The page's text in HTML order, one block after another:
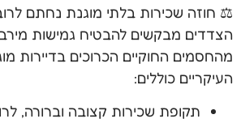
⚖️ חוזה שכירות בלתי מוגנת נחתם
הצדדים מבקשים להבטיח גמישות
מהחסמים החוקיים הכרוכים בדיירות
העיקריים כוללים:
תקופת שכירות קצובה וברורה,